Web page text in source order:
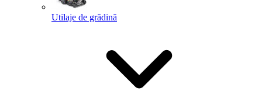
Utilaje de grădină